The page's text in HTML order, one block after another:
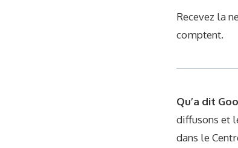
Recevez la
comptent.
Qu’a dit
diffusons et
dans le